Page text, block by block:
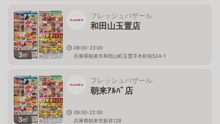
3枚
フレッシュバザール
和田山玉置店
08:00-23:00
兵庫県朝来市和田山町玉置字木村前524-1
3枚
フレッシュバザール
朝来ｱﾙﾊﾞ店
09:00-22:00
兵庫県朝来市新井128